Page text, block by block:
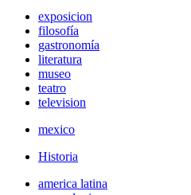
exposicion
filosofía
gastronomía
literatura
museo
teatro
television
mexico
Historia
america latina